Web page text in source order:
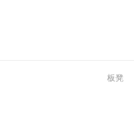
板凳